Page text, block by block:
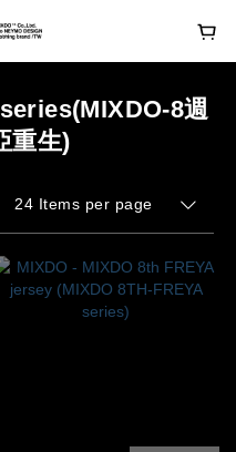
8週
重生)
24 Items per page